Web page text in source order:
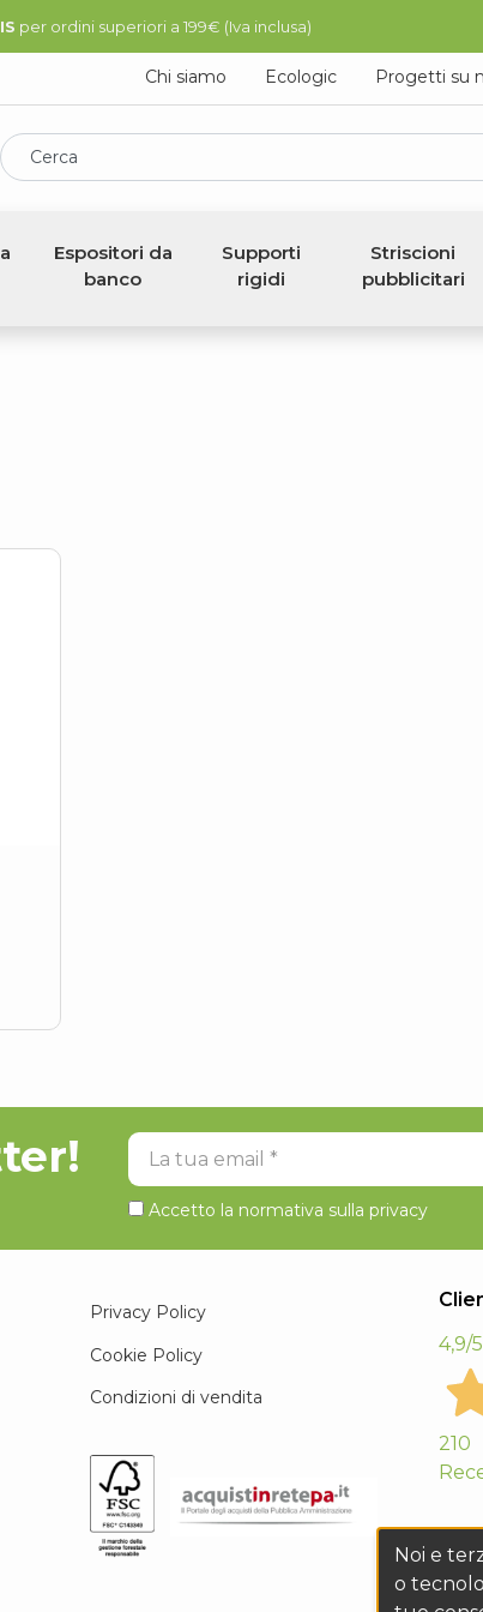
per ordini superiori a 199€ (Iva inclusa)
Chi siamo Ecologic Progetti su
Cerca
Espositori da
banco
Supporti
rigidi
Striscioni
pubblicitari
La tua email
Accetto la normativa sulla privacy
Privacy Policy
Cookie Policy
Condizioni di vendita
4,9/5
210
Noi e
o